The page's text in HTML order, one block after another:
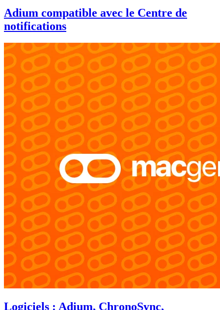
Adium compatible avec le Centre de
notifications
Logiciels : Adium, ChronoSync,